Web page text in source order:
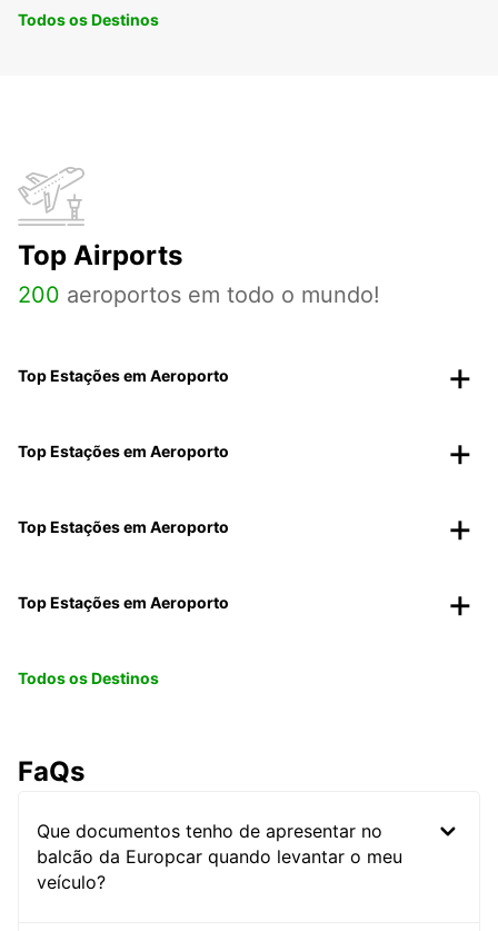
Todos os Destinos
Top Airports
200 aeroportos em todo o mundo!
Top Estações em Aeroporto
Top Estações em Aeroporto
Top Estações em Aeroporto
Top Estações em Aeroporto
Todos os Destinos
FaQs
Que documentos tenho de apresentar no
balcão da Europcar quando levantar o meu
veículo?